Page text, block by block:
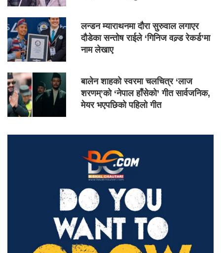
लन्डन म्याराथनमा दौरा सुरुवाल लगाएर
दौडेका सन्तोष राईले ‘गिनिज वल्र्ड रेकर्ड’मा
नाम लेखाए
बालेन शाहको स्वरमा चलचित्र ‘लाज
शरणम्’को ‘नेपाल हाँसेको’ गीत सार्वजनिक,
मेयर भएपछिको पहिलो गीत